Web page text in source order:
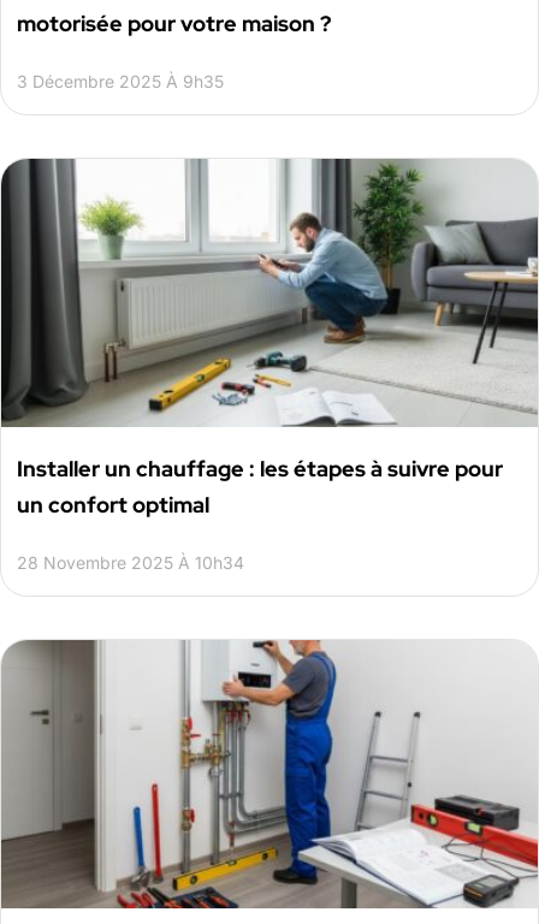
motorisée pour votre maison ?
3 Décembre 2025 À 9h35
Installer un chauffage : les étapes à suivre pour
un confort optimal
28 Novembre 2025 À 10h34